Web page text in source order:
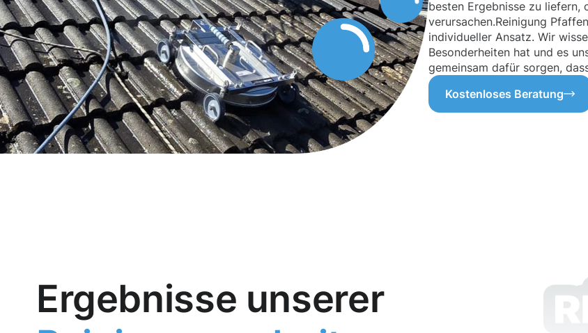
besten Ergebnisse zu liefern,
verursachen.Reinigung
individueller Ansatz. Wir
Besonderheiten hat und es
gemeinsam dafür sorgen,
Kostenloses Beratung
Ergebnisse unserer